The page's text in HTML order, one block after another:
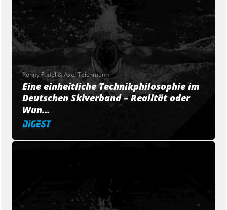
Ronny Fudel & Axel Teichmann
Eine einheitliche Technikphilosophie im
Deutschen Skiverband – Realität oder
Wun…